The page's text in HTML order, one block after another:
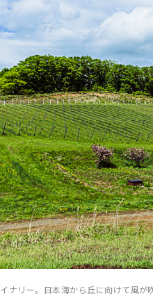
ナリー。日本海から丘に向けて風が